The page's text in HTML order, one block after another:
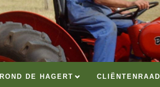
ROND DE HAGERT CLIËNTENRAAD